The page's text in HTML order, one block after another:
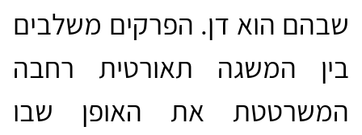
שבהם הוא דן. הפרקים משלבים
בין המשגה תאורטית רחבה
המשרטטת את האופן שבו